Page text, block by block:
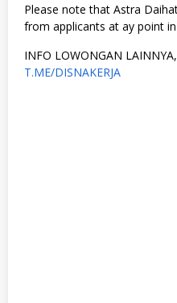
Please note that Astra
from applicants at ay point
INFO LOWONGAN
T.ME/DISNAKERJA